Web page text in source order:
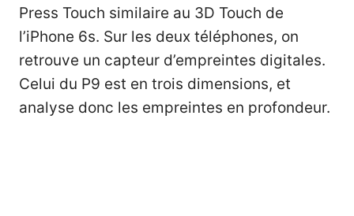
Press Touch similaire au 3D Touch de
l’iPhone 6s. Sur les deux téléphones, on
retrouve un capteur d’empreintes digitales.
Celui du P9 est en trois dimensions, et
analyse donc les empreintes en profondeur.